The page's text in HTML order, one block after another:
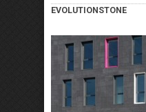
EVOLUTIONSTONE